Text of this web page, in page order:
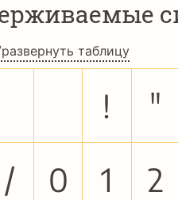
таблицу
! "
/ 0 1 2